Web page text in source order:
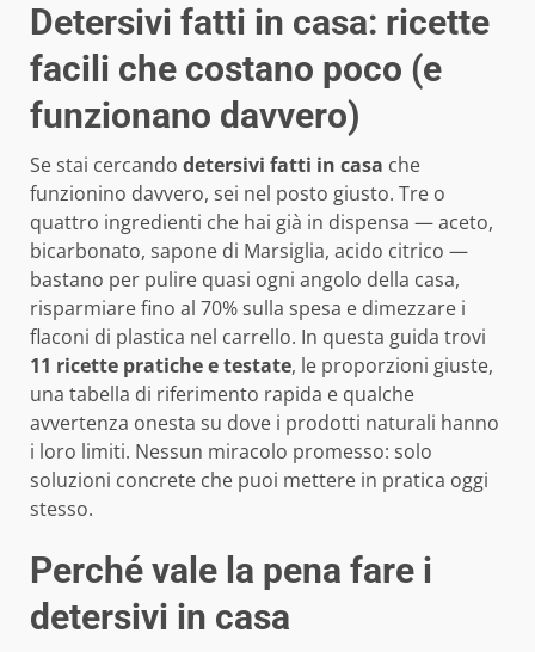
Detersivi fatti in casa: ricette
facili che costano poco (e
funzionano davvero)
Se stai cercando detersivi fatti in casa che
funzionino davvero, sei nel posto giusto. Tre o
quattro ingredienti che hai già in dispensa — aceto,
bicarbonato, sapone di Marsiglia, acido citrico —
bastano per pulire quasi ogni angolo della casa,
risparmiare fino al 70% sulla spesa e dimezzare i
flaconi di plastica nel carrello. In questa guida trovi
11 ricette pratiche e testate, le proporzioni giuste,
una tabella di riferimento rapida e qualche
avvertenza onesta su dove i prodotti naturali hanno
i loro limiti. Nessun miracolo promesso: solo
soluzioni concrete che puoi mettere in pratica oggi
stesso.
Perché vale la pena fare i
detersivi in casa